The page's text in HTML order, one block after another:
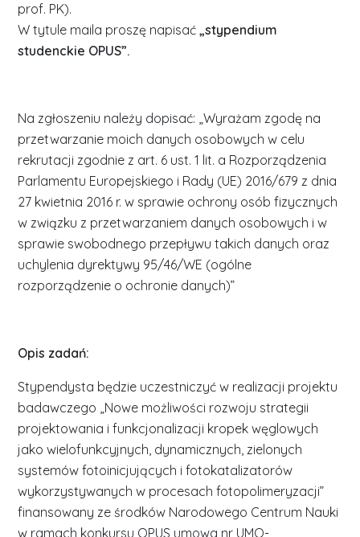
prof. PK).
W tytule maila proszę napisać„stypendium
studenckie OPUS”.
Na zgłoszeniu należy dopisać: „Wyrażam zgodę na
przetwarzanie moich danych osobowych w celu
rekrutacji zgodnie z art. 6 ust. 1 lit. a Rozporządzenia
Parlamentu Europejskiego i Rady (UE) 2016/679 z dnia
27 kwietnia 2016 r. w sprawie ochrony osób fizycznych
w związku z przetwarzaniem danych osobowych i w
sprawie swobodnego przepływu takich danych oraz
uchylenia dyrektywy 95/46/WE (ogólne
rozporządzenie o ochronie danych)”
Opis zadań:
Stypendysta będzie uczestniczyć w realizacji projektu
badawczego „Nowe możliwości rozwoju strategii
projektowania i funkcjonalizacji kropek węglowych
jako wielofunkcyjnych, dynamicznych, zielonych
systemów fotoinicjujących i fotokatalizatorów
wykorzystywanych w procesach fotopolimeryzacji”
finansowany ze środków Narodowego Centrum Nauki
w ramach konkursu OPUS umowa nr UMO-